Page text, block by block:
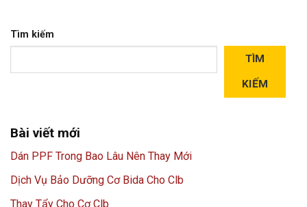
Tìm kiếm
TÌM
KIẾM
Bài viết mới
Dán PPF Trong Bao Lâu Nên Thay Mới
Dịch Vụ Bảo Dưỡng Cơ Bida Cho Clb
Thay Tẩy Cho Cơ Clb